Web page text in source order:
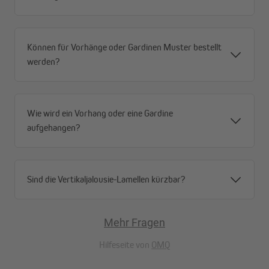
Blickdicht und stilvoll
Mit den Home Wohnideen Leinen-Strukturvorhängen ist dein
Können für Vorhänge oder Gardinen Muster bestellt
werden?
Wie wird ein Vorhang oder eine Gardine
aufgehangen?
Sind die Vertikaljalousie-Lamellen kürzbar?
Mehr Fragen
Hilfeseite von OMQ